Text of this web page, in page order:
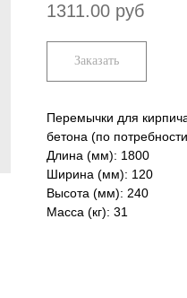
1311.00 руб
Заказать
Перемычки для
бетона (по
Длина (мм): 1800
Ширина (мм): 120
Высота (мм): 240
Масса (кг): 31